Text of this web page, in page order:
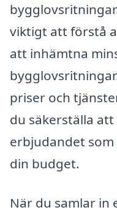
viktigt att förstå
att inhämtna
priser och
du säkerställa
erbjudandet
din budget.
När du samlar